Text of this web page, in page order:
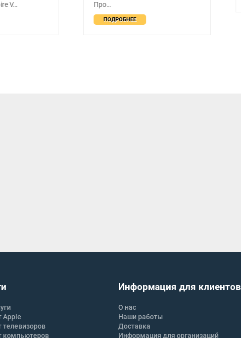
V…
Про…
ПОДРОБНЕЕ
Apple
телевизоров
компьютеров
Информация для клиентов
О нас
Наши работы
Доставка
Информация для организаций